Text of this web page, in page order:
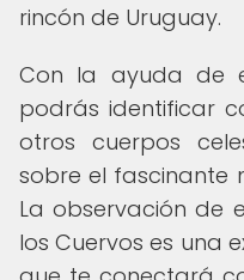
rincón de Uruguay.
Con la ayuda de
podrás identificar
otros cuerpos
sobre el fascinante
La observación de
los Cuervos es una